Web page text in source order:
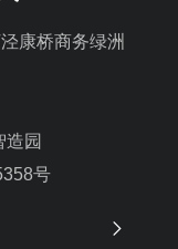
康桥商务绿洲
造园
号